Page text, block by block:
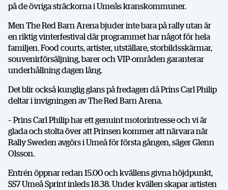
på de övriga sträckorna i Umeås kranskommuner.
Men The Red Barn Arena bjuder inte bara på rally utan är
en riktig vinterfestival där programmet har något för hela
familjen. Food courts, artister, utställare, storbildsskärmar,
souvenirförsäljning, barer och VIP-områden garanterar
underhållning dagen lång.
Det blir också kunglig glans på fredagen då Prins Carl Philip
deltar i invigningen av The Red Barn Arena.
– Prins Carl Philip har ett genuint motorintresse och vi är
glada och stolta över att Prinsen kommer att närvara när
Rally Sweden avgörs i Umeå för första gången, säger Glenn
Olsson.
Entrén öppnar redan 15.00 och kvällens givna höjdpunkt,
SS7 Umeå Sprint inleds 18.38. Under kvällen skapar artisten